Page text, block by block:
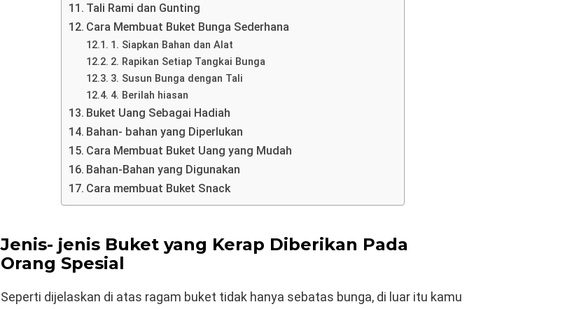
Tali Rami dan Gunting
Cara Membuat Buket Bunga Sederhana
1. Siapkan Bahan dan Alat
2. Rapikan Setiap Tangkai Bunga
3. Susun Bunga dengan Tali
4. Berilah hiasan
Buket Uang Sebagai Hadiah
Bahan- bahan yang Diperlukan
Cara Membuat Buket Uang yang Mudah
Bahan-Bahan yang Digunakan
Cara membuat Buket Snack
Jenis- jenis Buket yang Kerap Diberikan Pada
Orang Spesial
Seperti dijelaskan di atas ragam buket tidak hanya sebatas bunga, di luar itu kamu